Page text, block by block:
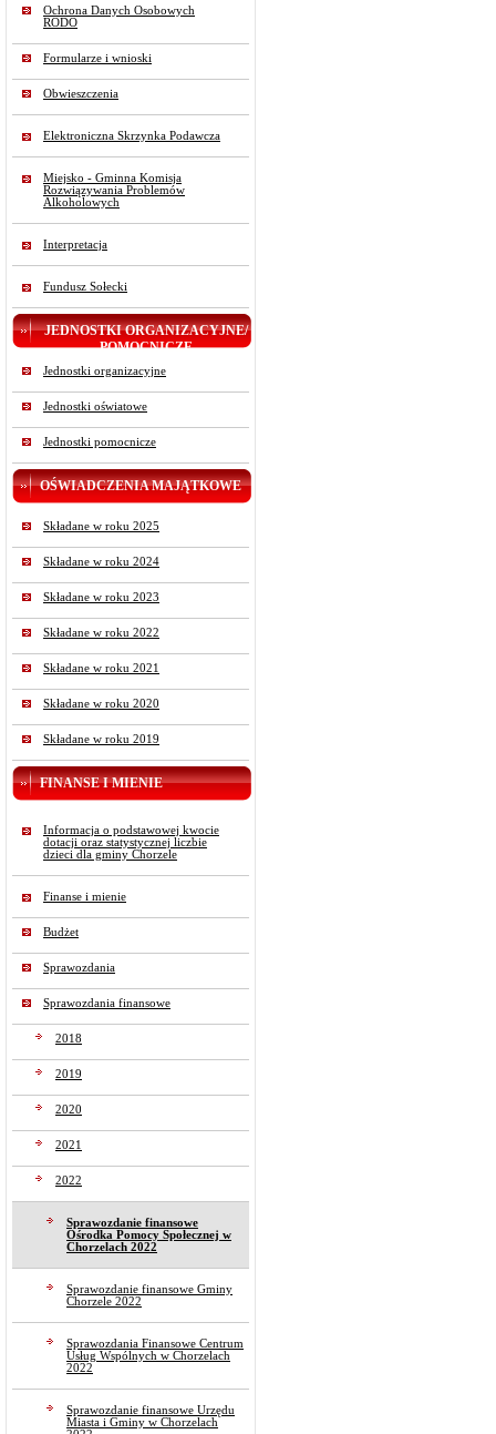
Ochrona Danych Osobowych
RODO
Formularze i wnioski
Obwieszczenia
Elektroniczna Skrzynka Podawcza
Miejsko - Gminna Komisja
Rozwiązywania Problemów
Alkoholowych
Interpretacja
Fundusz Sołecki
JEDNOSTKI ORGANIZACYJNE/
POMOCNICZE
Jednostki organizacyjne
Jednostki oświatowe
Jednostki pomocnicze
OŚWIADCZENIA MAJĄTKOWE
Składane w roku 2025
Składane w roku 2024
Składane w roku 2023
Składane w roku 2022
Składane w roku 2021
Składane w roku 2020
Składane w roku 2019
FINANSE I MIENIE
Informacja o podstawowej kwocie
dotacji oraz statystycznej liczbie
dzieci dla gminy Chorzele
Finanse i mienie
Budżet
Sprawozdania
Sprawozdania finansowe
2018
2019
2020
2021
2022
Sprawozdanie finansowe
Ośrodka Pomocy Społecznej w
Chorzelach 2022
Sprawozdanie finansowe Gminy
Chorzele 2022
Sprawozdania Finansowe Centrum
Usług Wspólnych w Chorzelach
2022
Sprawozdanie finansowe Urzędu
Miasta i Gminy w Chorzelach